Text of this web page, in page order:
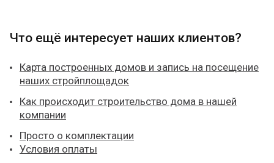
Что ещё интересует наших клиентов?
Карта построенных домов и запись на посещение
наших стройплощадок
Как происходит строительство дома в нашей
компании
Просто о комплектации
Условия оплаты